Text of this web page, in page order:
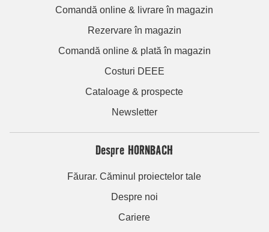
Comandă online & livrare în magazin
Rezervare în magazin
Comandă online & plată în magazin
Costuri DEEE
Cataloage & prospecte
Newsletter
Despre HORNBACH
Făurar. Căminul proiectelor tale
Despre noi
Cariere